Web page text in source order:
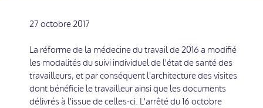
27 octobre 2017
La réforme de la médecine du travail de 2016 a modifié
les modalités du suivi individuel de l'état de santé des
travailleurs, et par conséquent l'architecture des visites
dont bénéficie le travailleur ainsi que les documents
délivrés à l'issue de celles-ci. L'arrêté du 16 octobre